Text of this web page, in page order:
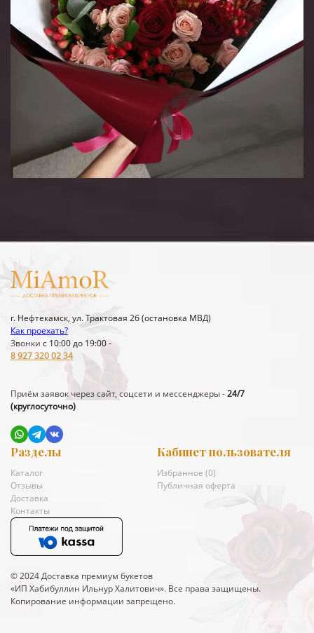
г. Нефтекамск, ул. Трактовая 2б (остановка МВД)
Как проехать?
Звонки с 10:00 до 19:00 -
8 927 320 02 34
Приём заявок через сайт, соцсети и мессенджеры-24/7
(круглосуточно)
Разделы
Каталог
Отзывы
Доставка
Контакты
Кабинет пользователя
Избранное (0)
Публичная оферта
© 2024 Доставка премиум букетов
«ИП Хабибуллин Ильнур Халитович». Все права защищены.
Копирование информации запрещено.